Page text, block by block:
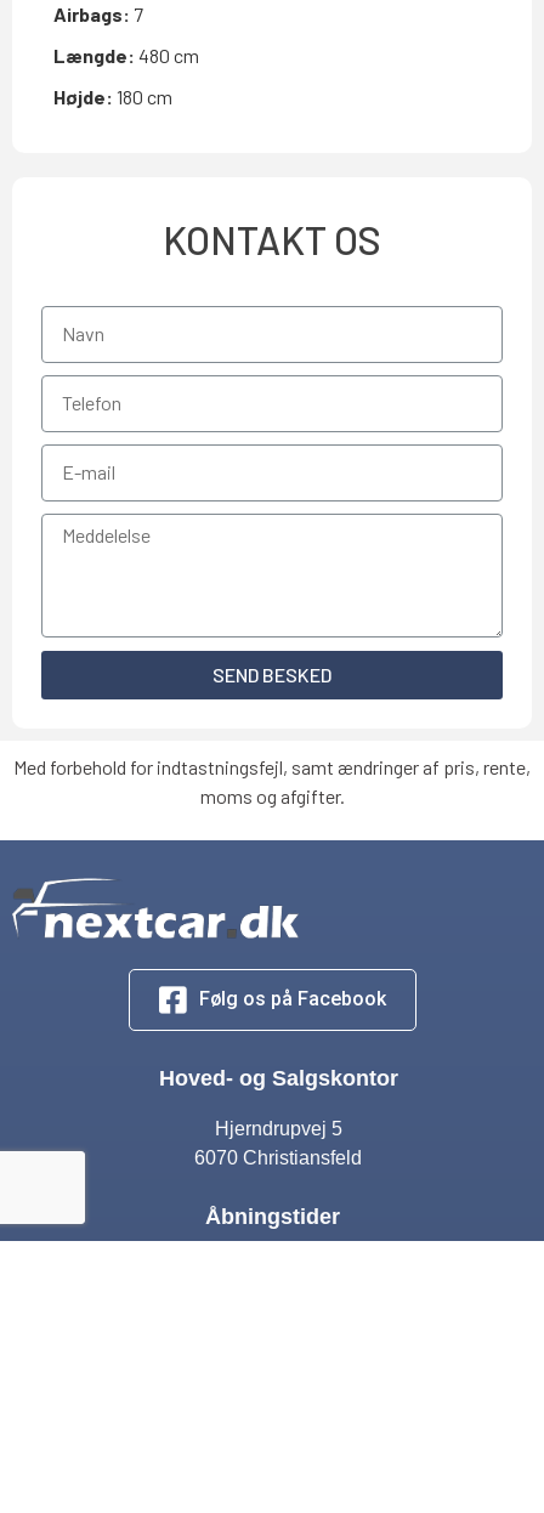
Airbags: 7
Længde: 480 cm
Højde: 180 cm
KONTAKT OS
SEND BESKED
Med forbehold for indtastningsfejl, samt ændringer af pris, rente,
moms og afgifter.
Følg os på Facebook
Hoved- og Salgskontor
Hjerndrupvej 5
6070 Christiansfeld
Åbningstider